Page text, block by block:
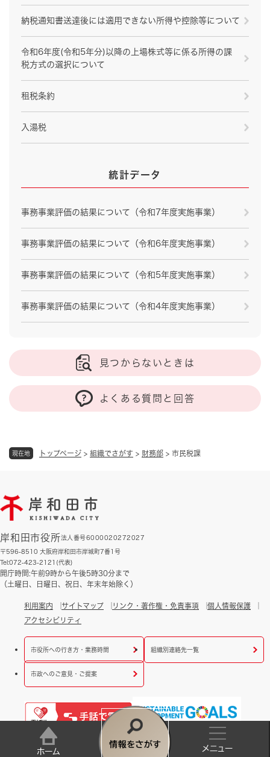
情
現在地 トップページ > 組織でさがす > 財務部 > 市民税課
納税通知書送達後には適用できない所得や控除等について
令和6年度(令和5年分)以降の上場株式等に係る所得の課
税方式の選択について
租税条約
入湯税
統計データ
事務事業評価の結果について（令和7年度実施事業）
事務事業評価の結果について（令和6年度実施事業）
事務事業評価の結果について（令和5年度実施事業）
事務事業評価の結果について（令和4年度実施事業）
見つからないときは
よくある質問と回答
岸和田市役所法人番号6000020272027
〒596-8510 大阪府岸和田市岸城町7番1号
Tel:072-423-2121(代表)
開庁時間:午前9時から午後5時30分まで
（土曜日、日曜日、祝日、年末年始除く）
利用案内 サイトマップ リンク・著作権・免責事項
個人情報保護
アクセシビリティ
市役所への行き方・業務時間 組織別連絡先一覧
市政へのご意見・ご提案